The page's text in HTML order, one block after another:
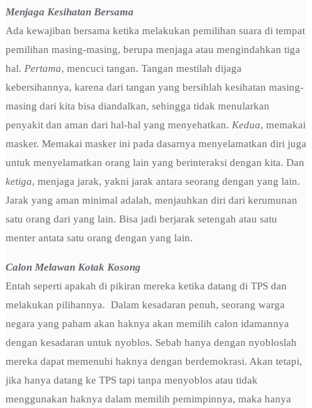
Menjaga Kesihatan Bersama
Ada kewajiban bersama ketika melakukan pemilihan suara di tempat
pemilihan masing-masing, berupa menjaga atau mengindahkan tiga
hal. Pertama, mencuci tangan. Tangan mestilah dijaga
kebersihannya, karena dari tangan yang bersihlah kesihatan masing-
masing dari kita bisa diandalkan, sehingga tidak menularkan
penyakit dan aman dari hal-hal yang menyehatkan. Kedua, memakai
masker. Memakai masker ini pada dasarnya menyelamatkan diri juga
untuk menyelamatkan orang lain yang berinteraksi dengan kita. Dan
ketiga, menjaga jarak, yakni jarak antara seorang dengan yang lain.
Jarak yang aman minimal adalah, menjauhkan diri dari kerumunan
satu orang dari yang lain. Bisa jadi berjarak setengah atau satu
menter antata satu orang dengan yang lain.
Calon Melawan Kotak Kosong
Entah seperti apakah di pikiran mereka ketika datang di TPS dan
melakukan pilihannya. Dalam kesadaran penuh, seorang warga
negara yang paham akan haknya akan memilih calon idamannya
dengan kesadaran untuk nyoblos. Sebab hanya dengan nyobloslah
mereka dapat memenuhi haknya dengan berdemokrasi. Akan tetapi,
jika hanya datang ke TPS tapi tanpa menyoblos atau tidak
menggunakan haknya dalam memilih pemimpinnya, maka hanya